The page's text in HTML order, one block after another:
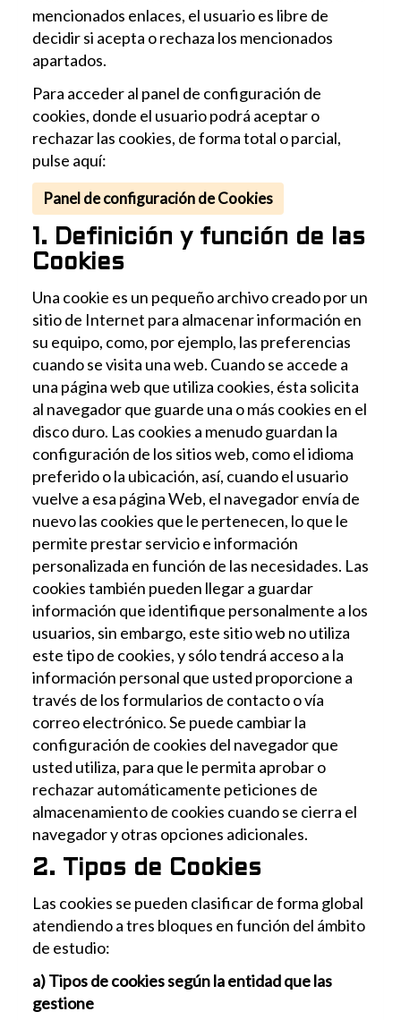
mencionados enlaces, el usuario es libre de
decidir si acepta o rechaza los mencionados
apartados.
Para acceder al panel de configuración de
cookies, donde el usuario podrá aceptar o
rechazar las cookies, de forma total o parcial,
pulse aquí:
Panel de configuración de Cookies
1. Definición y función de las
Cookies
Una cookie es un pequeño archivo creado por un
sitio de Internet para almacenar información en
su equipo, como, por ejemplo, las preferencias
cuando se visita una web. Cuando se accede a
una página web que utiliza cookies, ésta solicita
al navegador que guarde una o más cookies en el
disco duro. Las cookies a menudo guardan la
configuración de los sitios web, como el idioma
preferido o la ubicación, así, cuando el usuario
vuelve a esa página Web, el navegador envía de
nuevo las cookies que le pertenecen, lo que le
permite prestar servicio e información
personalizada en función de las necesidades. Las
cookies también pueden llegar a guardar
información que identifique personalmente a los
usuarios, sin embargo, este sitio web no utiliza
este tipo de cookies, y sólo tendrá acceso a la
información personal que usted proporcione a
través de los formularios de contacto o vía
correo electrónico. Se puede cambiar la
configuración de cookies del navegador que
usted utiliza, para que le permita aprobar o
rechazar automáticamente peticiones de
almacenamiento de cookies cuando se cierra el
navegador y otras opciones adicionales.
2. Tipos de Cookies
Las cookies se pueden clasificar de forma global
atendiendo a tres bloques en función del ámbito
de estudio:
a) Tipos de cookies según la entidad que las
gestione